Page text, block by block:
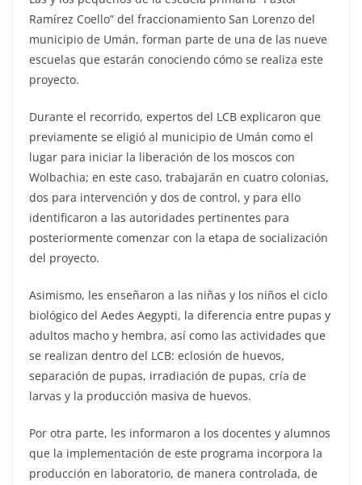
Ramírez Coello” del fraccionamiento San Lorenzo del
municipio de Umán, forman parte de una de las nueve
escuelas que estarán conociendo cómo se realiza este
proyecto.
Durante el recorrido, expertos del LCB explicaron que
previamente se eligió al municipio de Umán como el
lugar para iniciar la liberación de los moscos con
Wolbachia; en este caso, trabajarán en cuatro colonias,
dos para intervención y dos de control, y para ello
identificaron a las autoridades pertinentes para
posteriormente comenzar con la etapa de socialización
del proyecto.
Asimismo, les enseñaron a las niñas y los niños el ciclo
biológico del Aedes Aegypti, la diferencia entre pupas y
adultos macho y hembra, así como las actividades que
se realizan dentro del LCB: eclosión de huevos,
separación de pupas, irradiación de pupas, cría de
larvas y la producción masiva de huevos.
Por otra parte, les informaron a los docentes y alumnos
que la implementación de este programa incorpora la
producción en laboratorio, de manera controlada, de